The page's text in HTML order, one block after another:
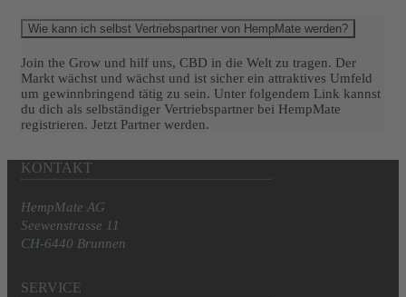
Wie kann ich selbst Vertriebspartner von HempMate werden?
Join the Grow und hilf uns, CBD in die Welt zu tragen. Der
Markt wächst und wächst und ist sicher ein attraktives Umfeld
um gewinnbringend tätig zu sein. Unter folgendem Link kannst
du dich als selbständiger Vertriebspartner bei HempMate
registrieren. Jetzt Partner werden.
KONTAKT
HempMate AG
Seewenstrasse 11
CH-6440 Brunnen
SERVICE